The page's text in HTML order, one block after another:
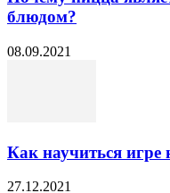
блюдом?
08.09.2021
Как научиться игре
27.12.2021